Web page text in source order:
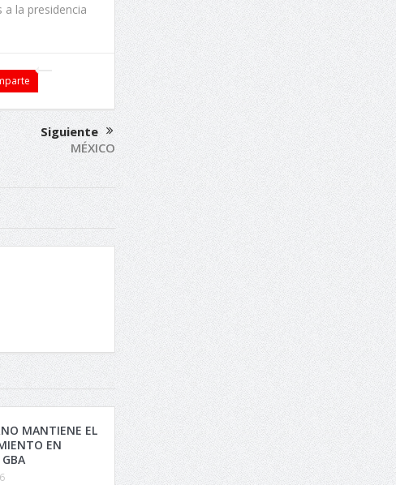
la presidencia
Siguiente
MÉXICO
MANTIENE EL
EN